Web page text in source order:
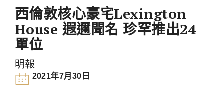
西倫敦核心豪宅Lexington
House 遐邇聞名 珍罕推出24
單位
明報
2021年7月30日